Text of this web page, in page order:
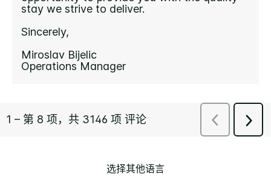
选择其他语言